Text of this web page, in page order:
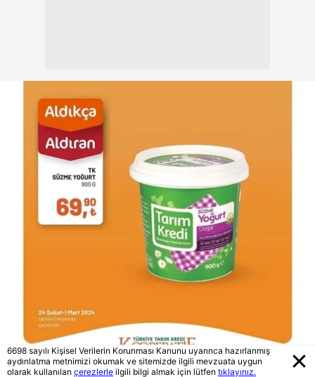
6698 sayılı Kişisel Verilerin Korunması Kanunu uyarınca hazırlanmış
aydınlatma metnimizi okumak ve sitemizde ilgili mevzuata uygun
olarak kullanılan çerezlerle ilgili bilgi almak için lütfen tıklayınız.